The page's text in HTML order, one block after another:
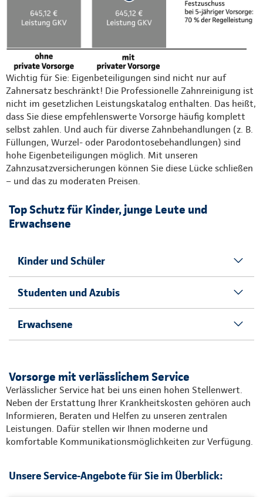
Wichtig für Sie: Eigenbeteiligungen sind nicht nur auf
Zahnersatz beschränkt! Die Professionelle Zahnreinigung ist
nicht im gesetzlichen Leistungskatalog enthalten. Das heißt,
dass Sie diese empfehlenswerte Vorsorge häufig komplett
selbst zahlen. Und auch für diverse Zahnbehandlungen (z. B.
Füllungen, Wurzel- oder Parodontosebehandlungen) sind
hohe Eigenbeteiligungen möglich. Mit unseren
Zahnzusatzversicherungen können Sie diese Lücke schließen
– und das zu moderaten Preisen.
Top Schutz für Kinder, junge Leute und
Erwachsene
Kinder und Schüler
Studenten und Azubis
Erwachsene
Vorsorge mit verlässlichem Service
Verlässlicher Service hat bei uns einen hohen Stellenwert.
Neben der Erstattung Ihrer Krankheitskosten gehören auch
Informieren, Beraten und Helfen zu unseren zentralen
Leistungen. Dafür stellen wir Ihnen moderne und
komfortable Kommunikationsmöglichkeiten zur Verfügung.
Unsere Service-Angebote für Sie im Überblick: